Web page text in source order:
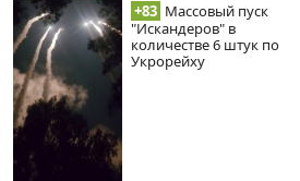
+83 Массовый пуск
"Искандеров" в
количестве 6 штук по
Укрорейху